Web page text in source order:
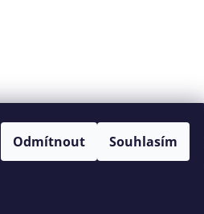
Odmítnout Souhlasím